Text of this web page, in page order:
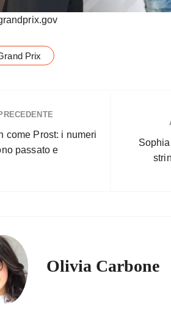
Prix
come Prost: i numeri
passato e
Olivia Carbone